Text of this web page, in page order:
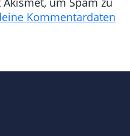
Kommentardaten